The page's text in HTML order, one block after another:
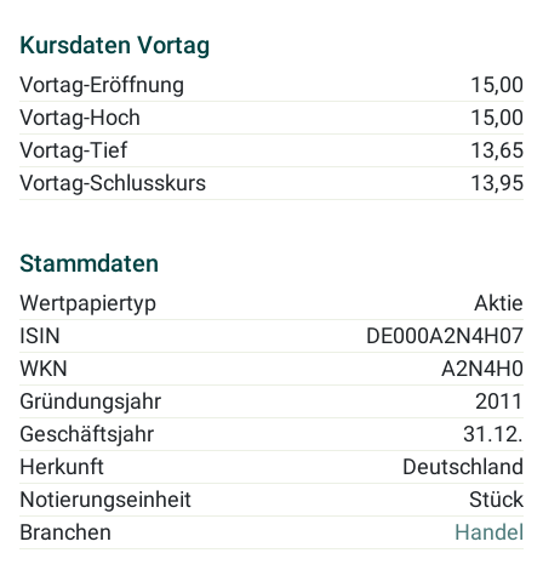
Kursdaten Vortag
Vortag-Eröffnung
15,00
Vortag-Hoch
15,00
Vortag-Tief
13,65
Vortag-Schlusskurs
13,95
Stammdaten
Wertpapiertyp
Aktie
ISIN
DE000A2N4H07
WKN
A2N4H0
Gründungsjahr
2011
Geschäftsjahr
31.12.
Herkunft
Deutschland
Notierungseinheit
Stück
Branchen
Handel